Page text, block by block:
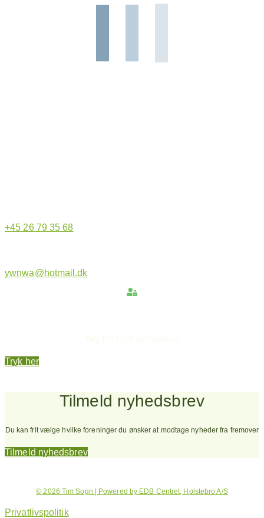
+45 26 79 35 68
ywnwa@hotmail.dk
Tryk her
Tilmeld nyhedsbrev
Du kan frit vælge hvilke foreninger du ønsker at modtage nyheder fra fremover
Tilmeld nyhedsbrev
© 2026 Tim Sogn | Powered by EDB Centret, Holstebro A/S
Privatlivspolitik